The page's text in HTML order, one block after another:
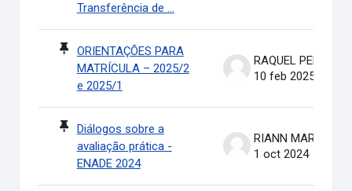
Transferência de ...
ORIENTAÇÕES PARA
MATRÍCULA – 2025/2
e 2025/1
10 feb 2025
Diálogos sobre a
avaliação prática -
ENADE 2024
1 oct 2024